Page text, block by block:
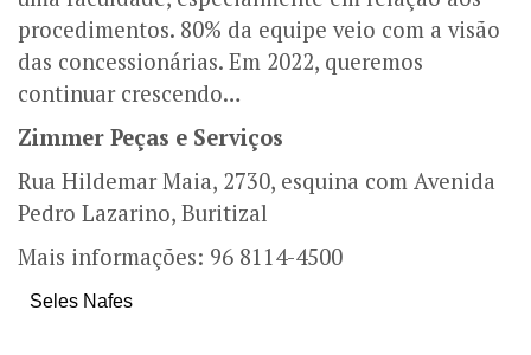
procedimentos. 80% da equipe veio com a visão
das concessionárias. Em 2022, queremos
continuar crescendo…
Zimmer Peças e Serviços
Rua Hildemar Maia, 2730, esquina com Avenida
Pedro Lazarino, Buritizal
Mais informações: 96 8114-4500
Seles Nafes